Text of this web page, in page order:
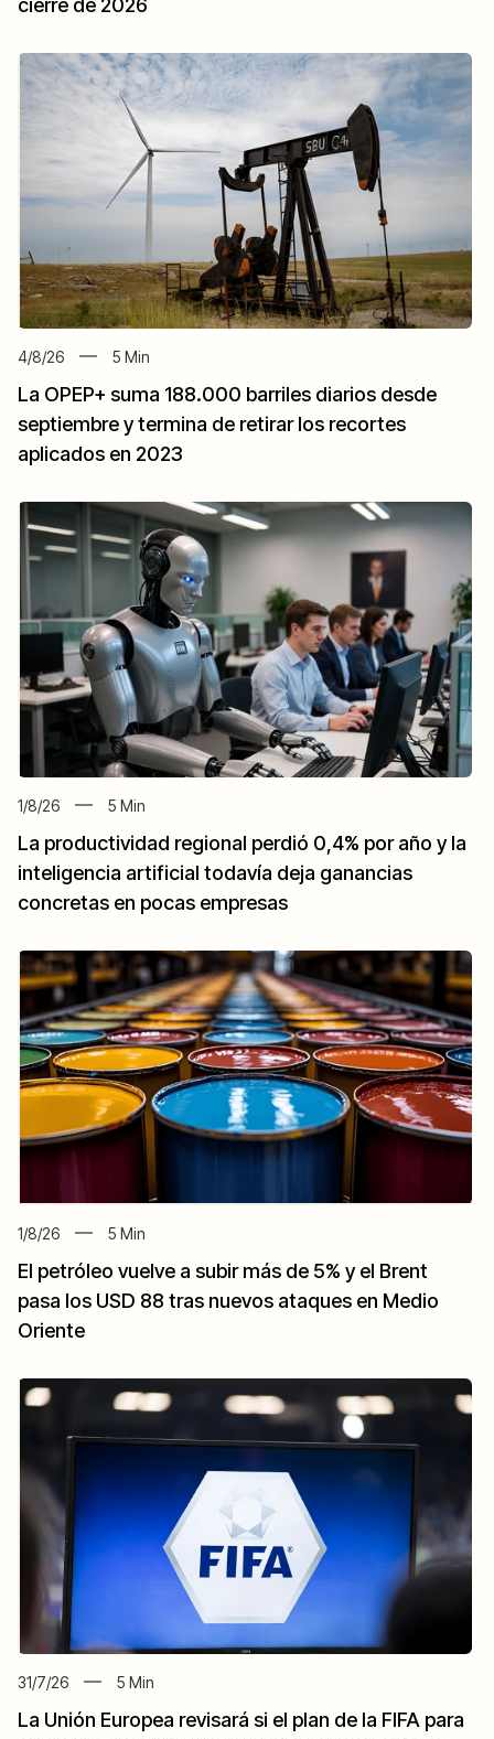
cierre de 2026
4/8/26 5 Min
La OPEP+ suma 188.000 barriles diarios desde
septiembre y termina de retirar los recortes
aplicados en 2023
1/8/26 5 Min
La productividad regional perdió 0,4% por año y la
inteligencia artificial todavía deja ganancias
concretas en pocas empresas
1/8/26 5 Min
El petróleo vuelve a subir más de 5% y el Brent
pasa los USD 88 tras nuevos ataques en Medio
Oriente
31/7/26 5 Min
La Unión Europea revisará si el plan de la FIFA para